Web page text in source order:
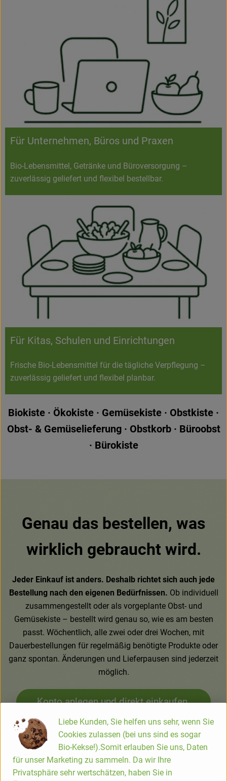
Für Unternehmen, Büros und Praxen
Bio-Lebensmittel, Getränke und Büroversorgung –
zuverlässig geliefert und flexibel bestellbar.
Für Kitas, Schulen und Einrichtungen
Frische Bio-Lebensmittel für die tägliche Verpflegung –
zuverlässig geliefert und flexibel planbar.
Biokiste · Ökokiste · Gemüsekiste · Obstkiste ·
Obst- & Gemüselieferung · Obstkorb · Büroobst
· Bürokiste
Genau das bestellen, was
wirklich gebraucht wird.
Jeder Einkauf ist anders. Deshalb richtet sich auch jede
Bestellung nach den eigenen Bedürfnissen. Ob individuell
zusammengestellt oder als vorgeplante Obst- und
Gemüsekiste – bestellt wird genau so, wie es am besten
passt. Wöchentlich, alle zwei oder drei Wochen, mit
Dauerbestellungen für regelmäßig benötigte Produkte oder
ganz spontan. Änderungen und Lieferpausen sind jederzeit
möglich.
Konto anlegen und direkt einkaufen.
Wer seine Bestellung lieber selbst abholt, kann
dies an sechs Tagen in der Woche direkt am
Liebe Kunden, Sie helfen uns sehr, wenn Sie
Cookies zulassen (bei uns sind es sogar
Bio-Kekse!).Somit erlauben Sie uns, Daten
für unser Marketing zu sammeln. Da wir Ihre
Privatsphäre sehr wertschätzen, haben Sie in